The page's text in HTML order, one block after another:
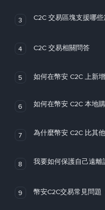
3 C2C 交易區塊支援哪些
4 C2C 交易相關問答
5 如何在幣安 C2C 上新
6 如何在幣安 C2C 本地
7 為什麼幣安 C2C 比其
8 我要如何保護自己遠離
9 幣安C2C交易常見問題